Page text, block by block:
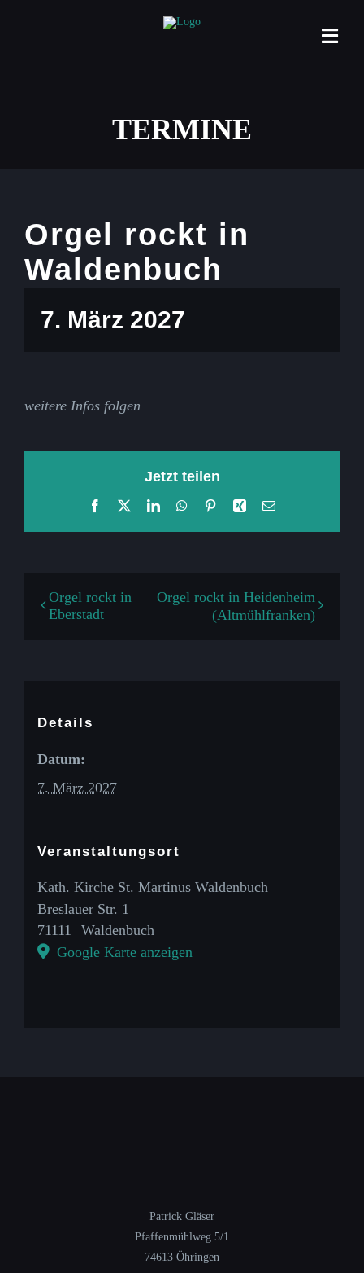
TERMINE
Orgel rockt in
Waldenbuch
7. März 2027
weitere Infos folgen
Jetzt teilen
Facebook LinkedInWhatsApp
PinterestXing E-
Orgel rockt in
Eberstadt
Orgel rockt in Heidenheim
(Altmühlfranken)
Details
Datum:
7. März 2027
Veranstaltungsort
Kath. Kirche St. Martinus Waldenbuch
Breslauer Str. 1
71111
Waldenbuch
Google Karte anzeigen
Patrick Gläser
Pfaffenmühlweg 5/1
74613 Öhringen